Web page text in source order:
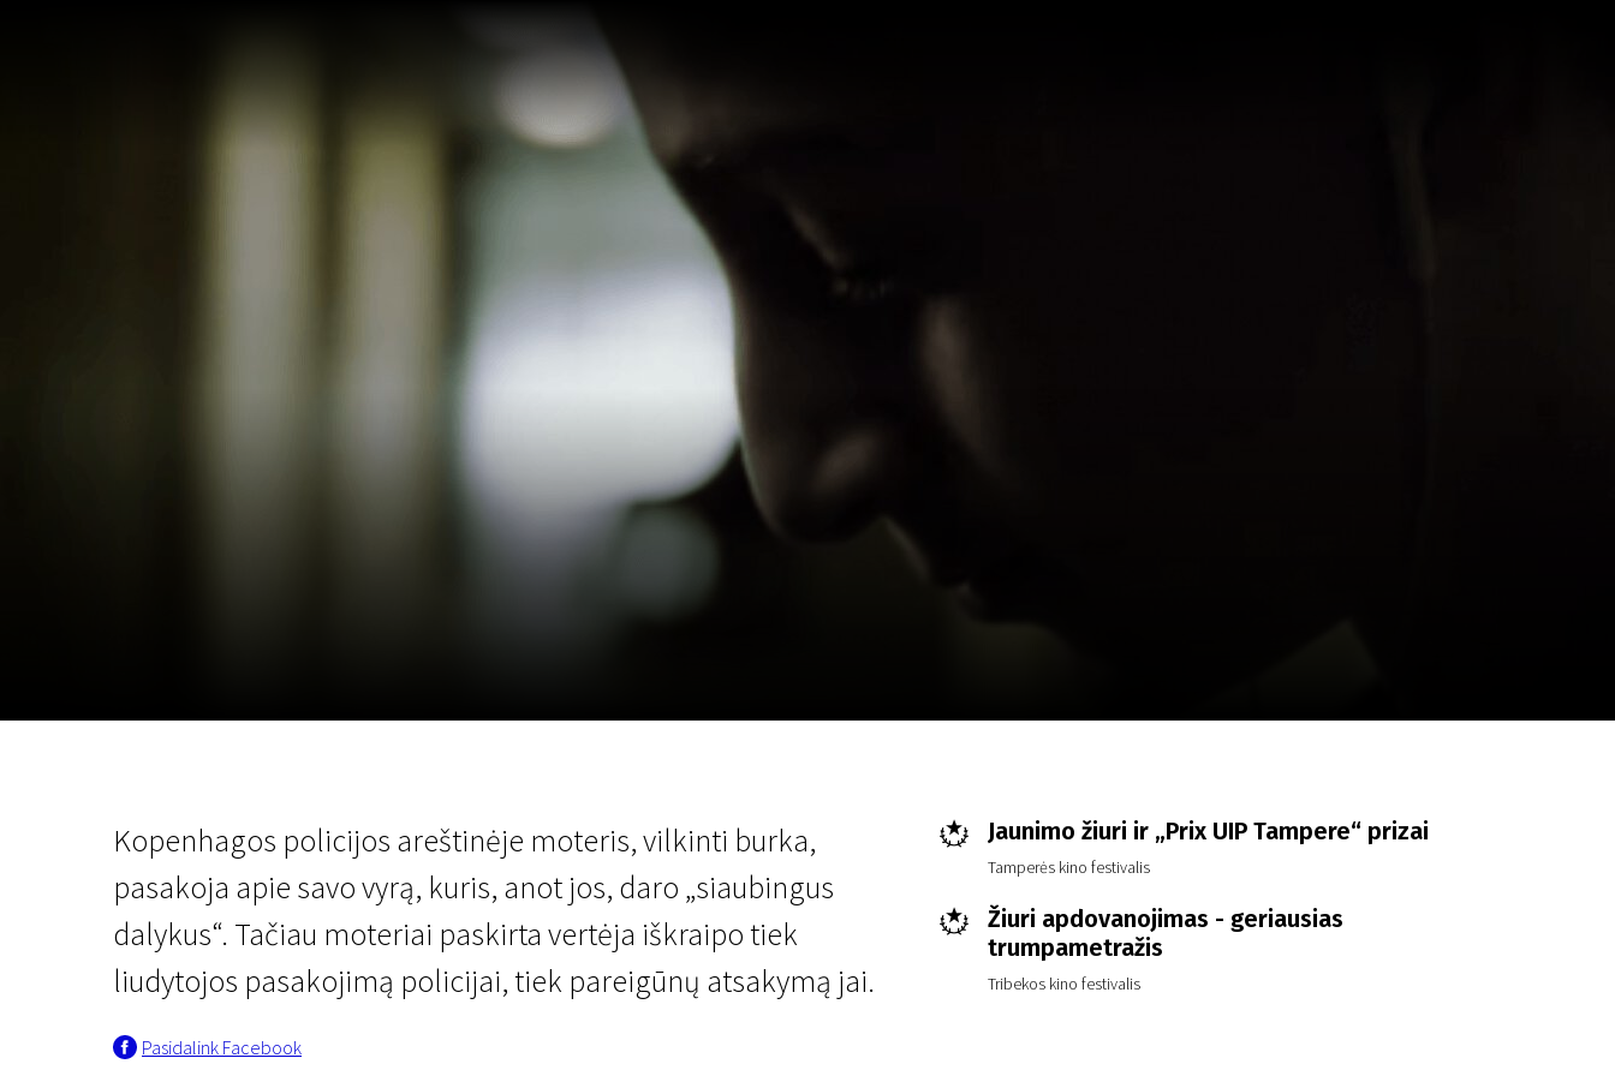
Kopenhagos policijos areštinėje moteris, vilkinti burka,
pasakoja apie savo vyrą, kuris, anot jos, daro „siaubingus
dalykus“. Tačiau moteriai paskirta vertėja iškraipo tiek
liudytojos pasakojimą policijai, tiek pareigūnų atsakymą jai.
Pasidalink Facebook
Jaunimo žiuri ir „Prix UIP Tampere“ prizai
Tamperės kino festivalis
Žiuri apdovanojimas - geriausias
trumpametražis
Tribekos kino festivalis